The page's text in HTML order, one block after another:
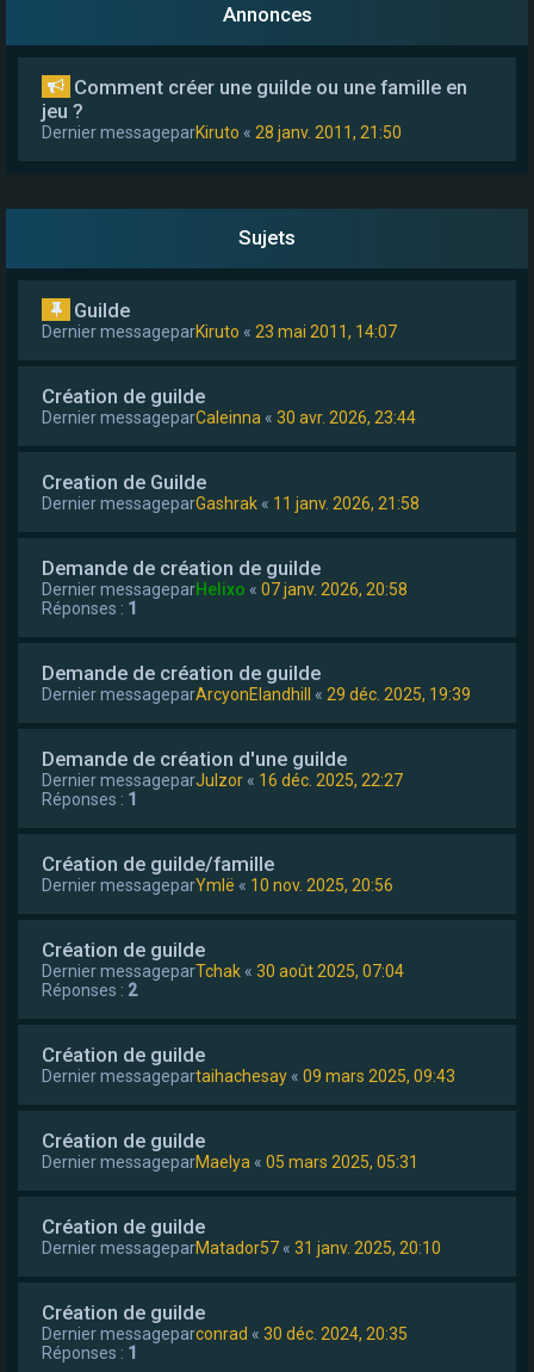
Annonces
Comment créer une guilde ou une famille en
jeu ?
Dernier messageparKiruto « 28 janv. 2011, 21:50
Sujets
Guilde
Dernier messageparKiruto « 23 mai 2011, 14:07
Création de guilde
Dernier messageparCaleinna « 30 avr. 2026, 23:44
Creation de Guilde
Dernier messageparGashrak « 11 janv. 2026, 21:58
Demande de création de guilde
Dernier messageparHelixo « 07 janv. 2026, 20:58
Réponses : 1
Demande de création de guilde
Dernier messageparArcyonElandhill « 29 déc. 2025, 19:39
Demande de création d'une guilde
Dernier messageparJulzor « 16 déc. 2025, 22:27
Réponses : 1
Création de guilde/famille
Dernier messageparYmlë « 10 nov. 2025, 20:56
Création de guilde
Dernier messageparTchak « 30 août 2025, 07:04
Réponses : 2
Création de guilde
Dernier messagepartaihachesay « 09 mars 2025, 09:43
Création de guilde
Dernier messageparMaelya « 05 mars 2025, 05:31
Création de guilde
Dernier messageparMatador57 « 31 janv. 2025, 20:10
Création de guilde
Dernier messageparconrad « 30 déc. 2024, 20:35
Réponses : 1